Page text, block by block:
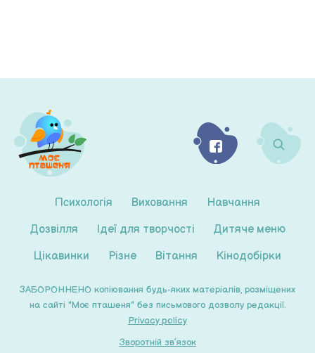
Психологія Виховання
Навчання
Дозвілля
Ідеї для творчості
Дитяче меню
Цікавинки
Різне Вітання Кінодобірки
ЗАБОРОННЕНО копіювання будь-яких матеріалів, розміщених
на сайті "Моє пташеня" без письмового дозволу редакції.
Privacy policy
Зворотній зв’язок